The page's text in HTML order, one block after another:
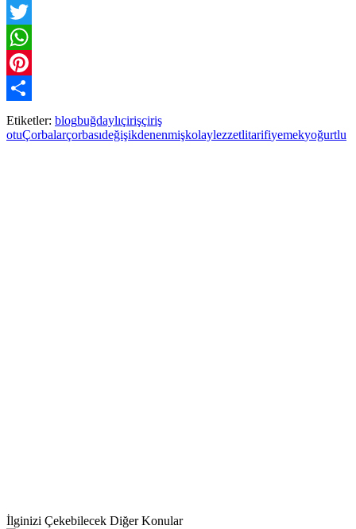
Facebook
Twitter
WhatsApp
Pinterest
Paylaş
Etiketler: blogbuğdaylıçirişçiriş
otuÇorbalarçorbasıdeğişikdenenmişkolaylezzetlitarifiyemekyoğurtlu
İlginizi Çekebilecek Diğer Konular